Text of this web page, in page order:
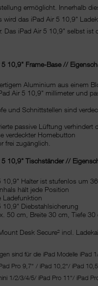
ermöglicht. Innerhalb
wird das iPad Air 5 10,9"
Das iPad Air 5 10,9" selbst ist
10,9" Frame-Base //
Aluminium aus einem
Air 5 10,9" millimeter und
und Schnittstellen sind
passive Lüftung verhindert
verdeckter Homebutton
frei zugänglich.
10,9" Tischständer //
10,9" Halter ist stufenlos um
hält jede Position
Ladefunktion
10,9" Diebstahlsicherung
50 cm, Breite 30 cm, Tiefe 30
Desk Secure² incl.
sind für die iPad Modelle iPad
Pro 9,7“ / iPad 10,2“/ iPad
1/2/3/4/5/ iPad Pro 11“/ iPad